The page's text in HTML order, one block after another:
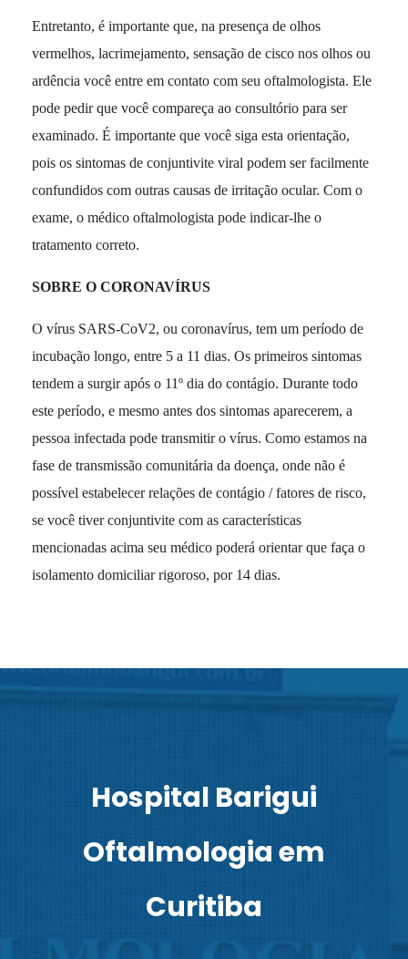
Entretanto, é importante que, na presença de olhos
vermelhos, lacrimejamento, sensação de cisco nos olhos ou
ardência você entre em contato com seu oftalmologista. Ele
pode pedir que você compareça ao consultório para ser
examinado. É importante que você siga esta orientação,
pois os sintomas de conjuntivite viral podem ser facilmente
confundidos com outras causas de irritação ocular. Com o
exame, o médico oftalmologista pode indicar-lhe o
tratamento correto.
SOBRE O CORONAVÍRUS
O vírus SARS-CoV2, ou coronavírus, tem um período de
incubação longo, entre 5 a 11 dias. Os primeiros sintomas
tendem a surgir após o 11º dia do contágio. Durante todo
este período, e mesmo antes dos sintomas aparecerem, a
pessoa infectada pode transmitir o vírus. Como estamos na
fase de transmissão comunitária da doença, onde não é
possível estabelecer relações de contágio / fatores de risco,
se você tiver conjuntivite com as características
mencionadas acima seu médico poderá orientar que faça o
isolamento domiciliar rigoroso, por 14 dias.
Hospital Barigui
Oftalmologia em
Curitiba